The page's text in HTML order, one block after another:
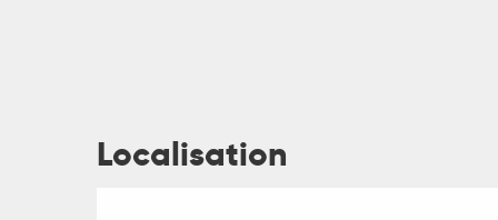
Localisation